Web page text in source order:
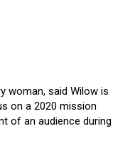
woman, said Wilow is
on a 2020 mission
of an audience during